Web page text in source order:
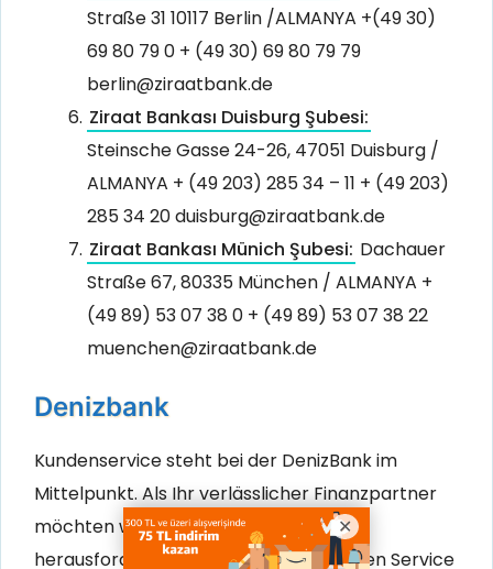
Straße 31 10117 Berlin /ALMANYA +(49 30)
69 80 79 0 + (49 30) 69 80 79 79
berlin@ziraatbank.de
Ziraat Bankası Duisburg Şubesi:
Steinsche Gasse 24-26, 47051 Duisburg /
ALMANYA + (49 203) 285 34 – 11 + (49 203)
285 34 20 duisburg@ziraatbank.de
Ziraat Bankası Münich Şubesi: Dachauer
Straße 67, 80335 München / ALMANYA +
(49 89) 53 07 38 0 + (49 89) 53 07 38 22
muenchen@ziraatbank.de
Denizbank
Kundenservice steht bei der DenizBank im
Mittelpunkt. Als Ihr verlässlicher Finanzpartner
möchten wir Ihnen auch in diesen
herausfordernden Zeiten bestmöglichen Service